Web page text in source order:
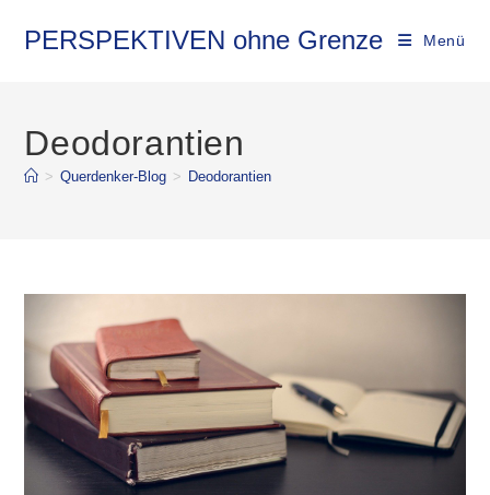
InhaltPERSPEKTIVEN ohne Grenze Menü
Deodorantien
> Querdenker-Blog > Deodorantien